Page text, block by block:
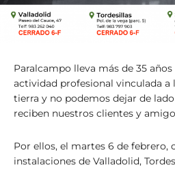
Paralcampo lleva más de 35
actividad profesional vinculada a
tierra y no podemos dejar de
reciben nuestros clientes y
Por ellos, el martes 6 de febrero,
instalaciones de Valladolid,